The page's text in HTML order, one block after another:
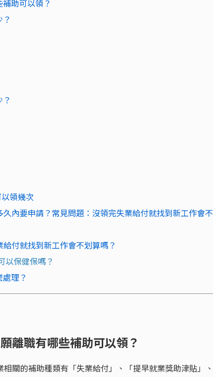
助可以領？
領幾次
內要申請？ 常見問題：沒領完失業給付就找到新工作會不
付就找到新工作會不划算嗎？
以保健保嗎？
理？
離職有哪些補助可以領？
關的補助種類有「失業給付」、「提早就業獎助津貼」、